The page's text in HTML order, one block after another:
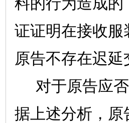
料的行为造成
证证明在接收
原告不存在迟延
对于原告应
据上述分析，